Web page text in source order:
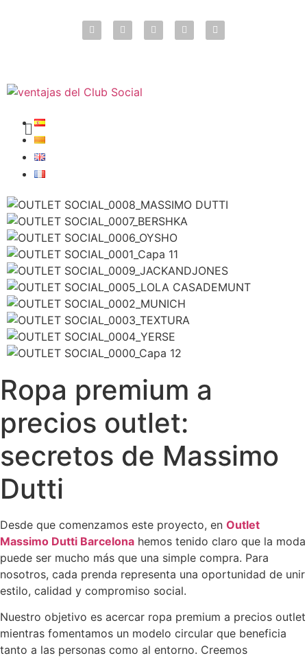
Ropa premium a
precios outlet:
secretos de Massimo
Dutti
Desde que comenzamos este proyecto, en Outlet
Massimo Dutti Barcelona hemos tenido claro que la moda
puede ser mucho más que una simple compra. Para
nosotros, cada prenda representa una oportunidad de unir
estilo, calidad y compromiso social.
Nuestro objetivo es acercar ropa premium a precios outlet
mientras fomentamos un modelo circular que beneficia
tanto a las personas como al entorno. Creemos